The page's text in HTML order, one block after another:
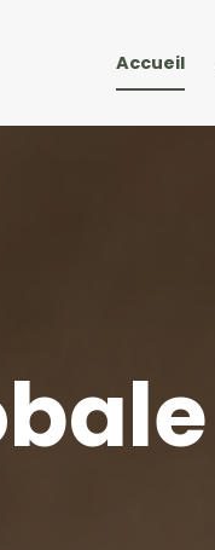
Accueil